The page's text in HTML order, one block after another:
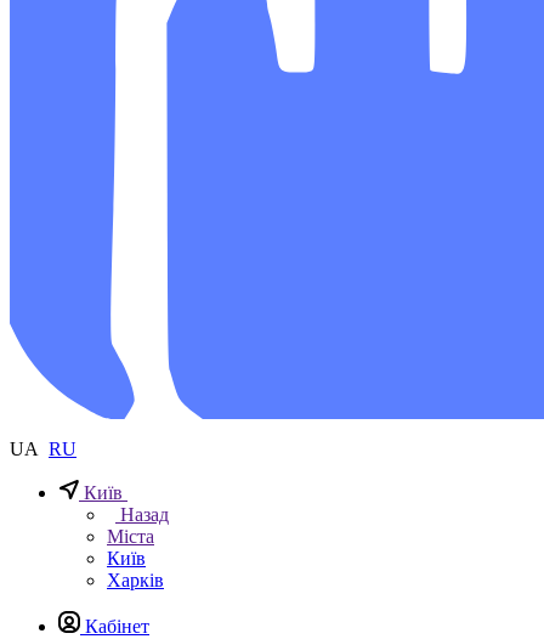
UA RU
Київ
Назад
Міста
Київ
Харків
Кабінет